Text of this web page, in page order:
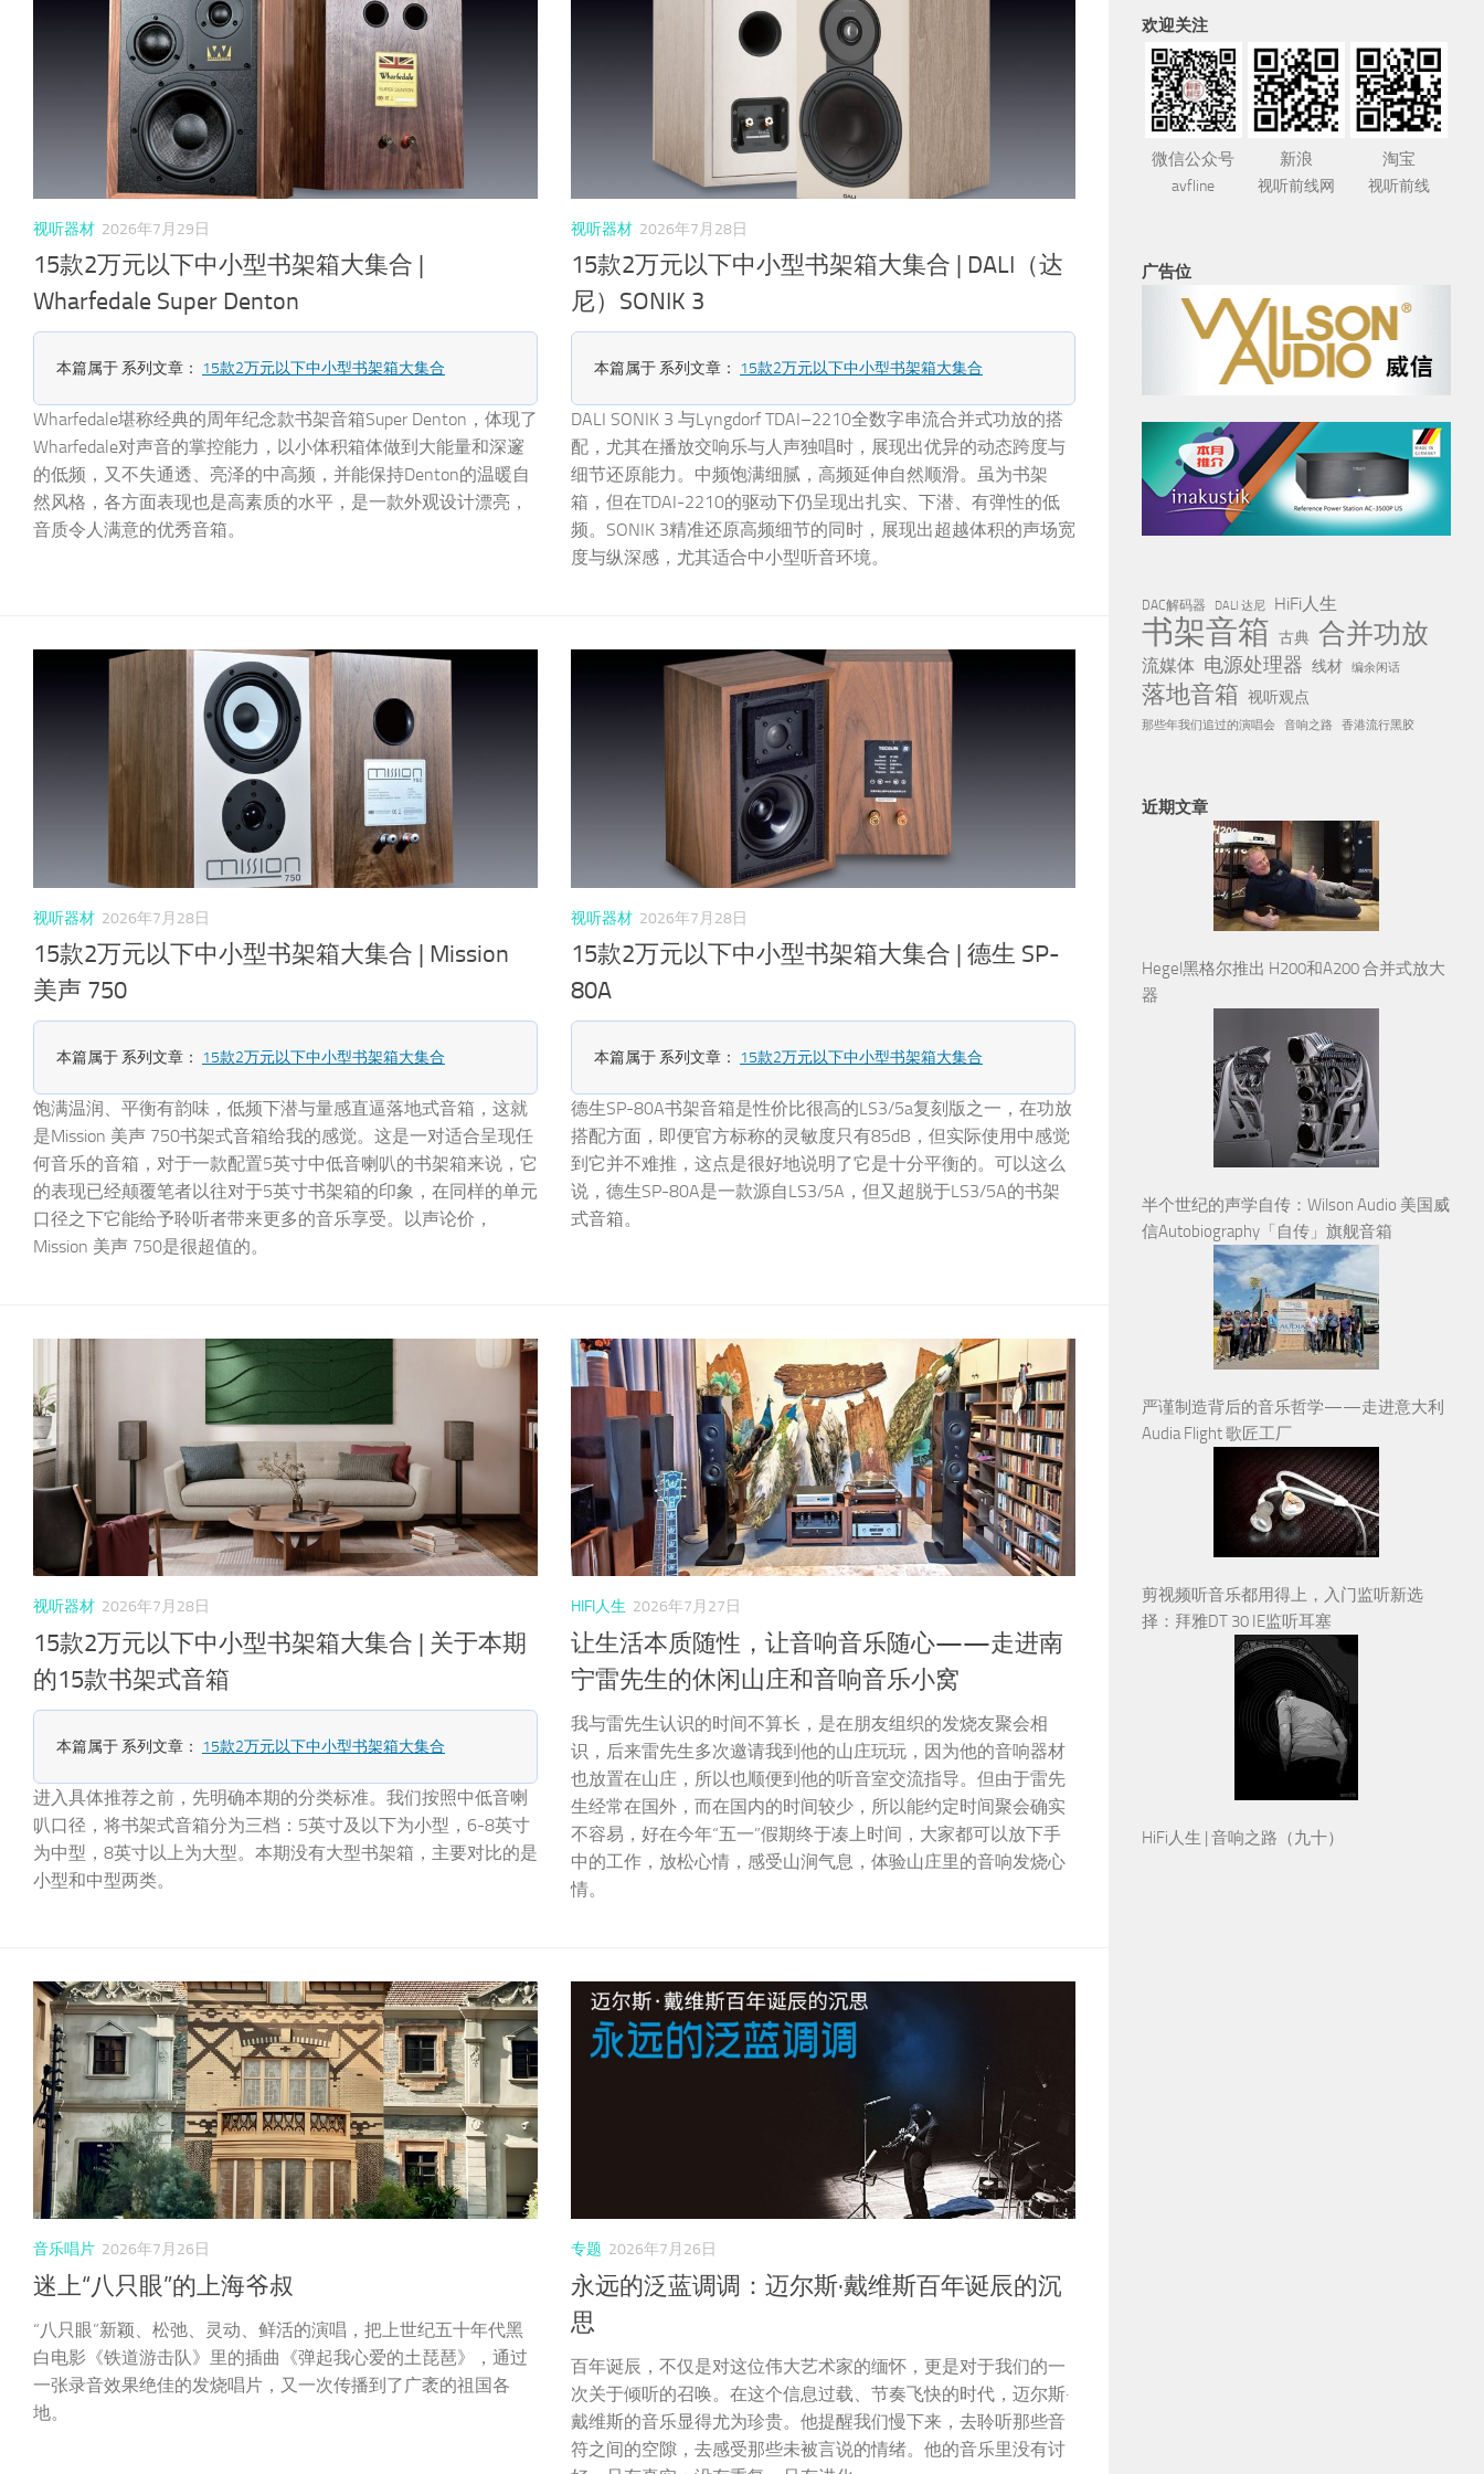
视听器材 2026年7月29日
15款2万元以下中小型书架箱大集合 |
Wharfedale Super Denton
本篇属于 系列文章： 15款2万元以下中小型书架箱大集合
Wharfedale堪称经典的周年纪念款书架音箱Super Denton，体现了
Wharfedale对声音的掌控能力，以小体积箱体做到大能量和深邃
的低频，又不失通透、亮泽的中高频，并能保持Denton的温暖自
然风格，各方面表现也是高素质的水平，是一款外观设计漂亮，
音质令人满意的优秀音箱。
视听器材 2026年7月28日
15款2万元以下中小型书架箱大集合 | DALI（达
尼）SONIK 3
本篇属于 系列文章： 15款2万元以下中小型书架箱大集合
DALI SONIK 3 与Lyngdorf TDAI–2210全数字串流合并式功放的搭
配，尤其在播放交响乐与人声独唱时，展现出优异的动态跨度与
细节还原能力。中频饱满细腻，高频延伸自然顺滑。虽为书架
箱，但在TDAI-2210的驱动下仍呈现出扎实、下潜、有弹性的低
频。SONIK 3精准还原高频细节的同时，展现出超越体积的声场宽
度与纵深感，尤其适合中小型听音环境。
视听器材 2026年7月28日
15款2万元以下中小型书架箱大集合 | Mission
美声 750
本篇属于 系列文章： 15款2万元以下中小型书架箱大集合
饱满温润、平衡有韵味，低频下潜与量感直逼落地式音箱，这就
是Mission 美声 750书架式音箱给我的感觉。这是一对适合呈现任
何音乐的音箱，对于一款配置5英寸中低音喇叭的书架箱来说，它
的表现已经颠覆笔者以往对于5英寸书架箱的印象，在同样的单元
口径之下它能给予聆听者带来更多的音乐享受。以声论价，
Mission 美声 750是很超值的。
视听器材 2026年7月28日
15款2万元以下中小型书架箱大集合 | 德生 SP-
80A
本篇属于 系列文章： 15款2万元以下中小型书架箱大集合
德生SP-80A书架音箱是性价比很高的LS3/5a复刻版之一，在功放
搭配方面，即便官方标称的灵敏度只有85dB，但实际使用中感觉
到它并不难推，这点是很好地说明了它是十分平衡的。可以这么
说，德生SP-80A是一款源自LS3/5A，但又超脱于LS3/5A的书架
式音箱。
视听器材 2026年7月28日
15款2万元以下中小型书架箱大集合 | 关于本期
的15款书架式音箱
本篇属于 系列文章： 15款2万元以下中小型书架箱大集合
进入具体推荐之前，先明确本期的分类标准。我们按照中低音喇
叭口径，将书架式音箱分为三档：5英寸及以下为小型，6-8英寸
为中型，8英寸以上为大型。本期没有大型书架箱，主要对比的是
小型和中型两类。
HIFI人生 2026年7月27日
让生活本质随性，让音响音乐随心——走进南
宁雷先生的休闲山庄和音响音乐小窝
我与雷先生认识的时间不算长，是在朋友组织的发烧友聚会相
识，后来雷先生多次邀请我到他的山庄玩玩，因为他的音响器材
也放置在山庄，所以也顺便到他的听音室交流指导。但由于雷先
生经常在国外，而在国内的时间较少，所以能约定时间聚会确实
不容易，好在今年“五一”假期终于凑上时间，大家都可以放下手
中的工作，放松心情，感受山涧气息，体验山庄里的音响发烧心
情。
音乐唱片 2026年7月26日
迷上“八只眼”的上海爷叔
“八只眼”新颖、松弛、灵动、鲜活的演唱，把上世纪五十年代黑
白电影《铁道游击队》里的插曲《弹起我心爱的土琵琶》，通过
一张录音效果绝佳的发烧唱片，又一次传播到了广袤的祖国各
地。
专题 2026年7月26日
永远的泛蓝调调：迈尔斯·戴维斯百年诞辰的沉
思
百年诞辰，不仅是对这位伟大艺术家的缅怀，更是对于我们的一
次关于倾听的召唤。在这个信息过载、节奏飞快的时代，迈尔斯·
戴维斯的音乐显得尤为珍贵。他提醒我们慢下来，去聆听那些音
符之间的空隙，去感受那些未被言说的情绪。他的音乐里没有讨
欢迎关注
微信公众号
avfline
新浪
视听前线网
淘宝
视听前线
广告位
DAC解码器 DALI 达尼 HiFi人生
书架音箱 古典 合并功放
流媒体 电源处理器 线材 编余闲话
落地音箱 视听观点
那些年我们追过的演唱会 音响之路 香港流行黑胶
近期文章
Hegel黑格尔推出 H200和A200 合并式放大
器
半个世纪的声学自传：Wilson Audio 美国威
信Autobiography「自传」旗舰音箱
严谨制造背后的音乐哲学——走进意大利
Audia Flight 歌匠工厂
剪视频听音乐都用得上，入门监听新选
择：拜雅DT 30 IE监听耳塞
HiFi人生 | 音响之路（九十）